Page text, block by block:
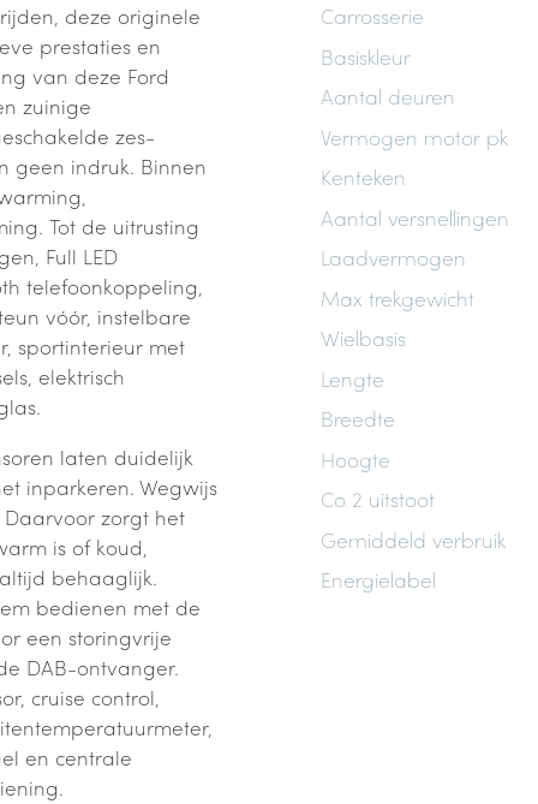
deze originele
prestaties en
van deze Ford
zuinige
zes-
geen indruk. Binnen
Tot de uitrusting
Full LED
telefoonkoppeling,
vóór, instelbare
sportinterieur met
elektrisch
laten duidelijk
inparkeren. Wegwijs
zorgt het
is of koud,
behaaglijk.
bedienen met de
een storingvrije
DAB-ontvanger.
cruise control,
en centrale
Carrosserie
Basiskleur
Aantal deuren
Vermogen motor pk
Kenteken
Aantal versnellingen
Laadvermogen
Max trekgewicht
Wielbasis
Lengte
Breedte
Hoogte
Co 2 uitstoot
Gemiddeld verbruik
Energielabel